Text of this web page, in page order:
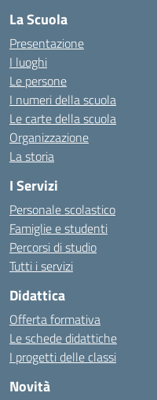
La Scuola
Presentazione
I luoghi
Le persone
I numeri della scuola
Le carte della scuola
Organizzazione
La storia
I Servizi
Personale scolastico
Famiglie e studenti
Percorsi di studio
Tutti i servizi
Didattica
Offerta formativa
Le schede didattiche
I progetti delle classi
Novità